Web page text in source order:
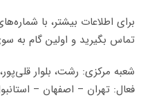
برای اطلاعات بیشتر، با شماره‌های ۰۲۱۹۱۰۱۴۳۵۴
تماس بگیرید و اولین گام به
شعبه مرکزی: رشت، بلوار
فعال: تهران – اصفهان –